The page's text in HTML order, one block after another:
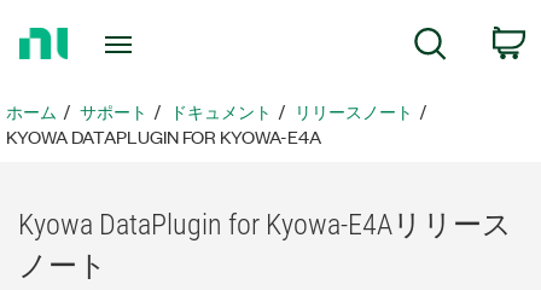
ペ
ー
ホーム サポート ドキュメント
リリースノート
KYOWA DATAPLUGIN FOR KYOWA-E4A
Kyowa DataPlugin for Kyowa-E4Aリリース
ノート